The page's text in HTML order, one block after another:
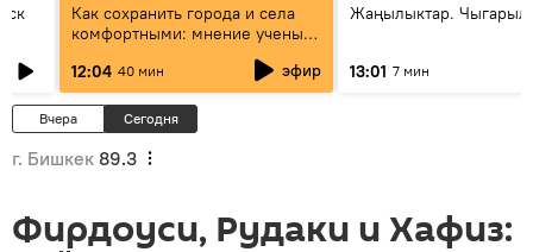
Как сохранить города и села
комфортными: мнение ученых
12:04 40 мин эфир
Жаңылыктар.
13:01 7 мин
Вчера Сегодня
г. Бишкек 89.3
Фирдоуси, Рудаки и Хафиз: